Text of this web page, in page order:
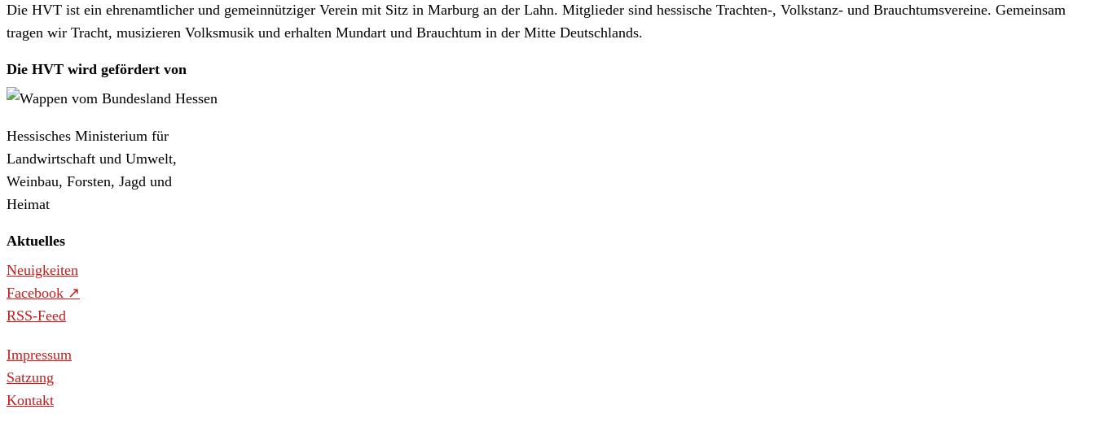
Die HVT ist ein ehrenamtlicher und gemeinnütziger Verein mit Sitz in Marburg an der Lahn. Mitglieder sind hessische Trachten-, Volkstanz- und Brauchtumsvereine. Gemeinsam
tragen wir Tracht, musizieren Volksmusik und erhalten Mundart und Brauchtum in der Mitte Deutschlands.
Die HVT wird gefördert von
Hessisches Ministerium für
Landwirtschaft und Umwelt,
Weinbau, Forsten, Jagd und
Heimat
Aktuelles
Neuigkeiten
Facebook
RSS-Feed
Impressum
Satzung
Kontakt